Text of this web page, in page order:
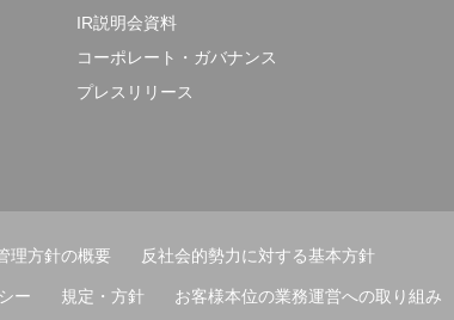
IR説明会資料
コーポレート・ガバナンス
プレスリリース
理方針の概要 反社会的勢力に対する基本方針
ー 規定・方針 お客様本位の業務運営への取り組み